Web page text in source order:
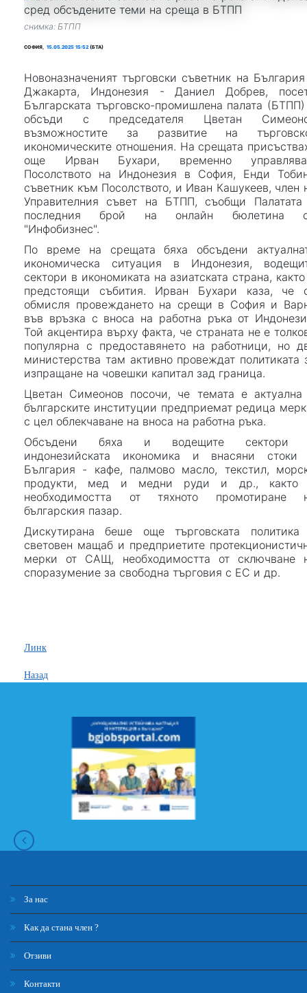
снимка: БТПП
СОФИЯ, 15.05.2025 15:52 (БТА)
Новоназначеният търговски съветник на
Джакарта, Индонезия - Даниел Добрев,
Българската търговско-промишлена палата
обсъди с председателя Цветан
възможностите за развитие на
икономическите отношения. На срещата
още Ирван Бухари, временно
Посолството на Индонезия в София, Енди
съветник към Посолството, и Иван Кашукеев, член
Управителния съвет на БТПП, съобщи
последния брой на онлайн бюлетина
"Инфобизнес".
По време на срещата бяха обсъдени
икономическа ситуация в Индонезия,
сектори в икономиката на азиатската страна,
предстоящи събития. Ирван Бухари каза, че
обмисля провеждането на срещи в София и
във връзка с вноса на работна ръка от
Той акцентира върху факта, че страната не е
популярна с предоставянето на работници, но
министерства там активно провеждат политиката
изпращане на човешки капитал зад граница.
Цветан Симеонов посочи, че темата е
българските институции предприемат редица
с цел облекчаване на вноса на работна ръка.
Обсъдени бяха и водещите сектори
индонезийската икономика и внасяни
България - кафе, палмово масло, текстил,
продукти, мед и медни руди и др., както
необходимостта от тяхното промотиране
българския пазар.
Дискутирана беше още търговската
световен мащаб и предприетите
мерки от САЩ, необходимостта от сключване
споразумение за свободна търговия с ЕС и др.
Линк
Назад
За нас
Как да стана член ?
Отзиви
Контакти